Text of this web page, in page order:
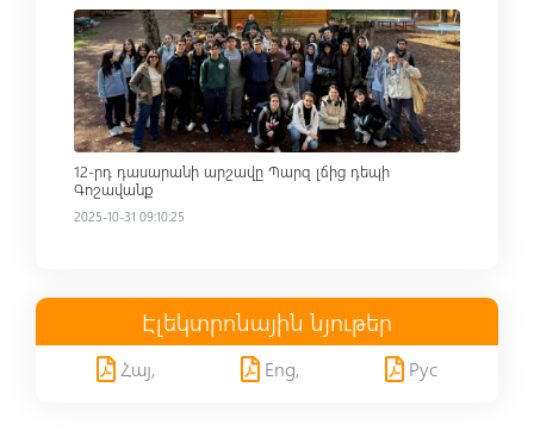
Read more
12-րդ դասարանի արշավը Պարզ լճից դեպի
Գոշավանք
2025-10-31 09:10:25
Էլեկտրոնային նյութեր
Հայ, Eng, Рус